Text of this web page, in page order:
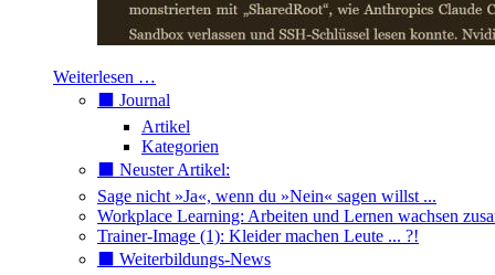
Weiterlesen …
⬛️ Journal
Artikel
Kategorien
⬛️ Neuster Artikel:
Sage nicht »Ja«, wenn du »Nein« sagen willst ...
Workplace Learning: Arbeiten und Lernen wachsen
Trainer-Image (1): Kleider machen Leute ... ?!
⬛️ Weiterbildungs-News